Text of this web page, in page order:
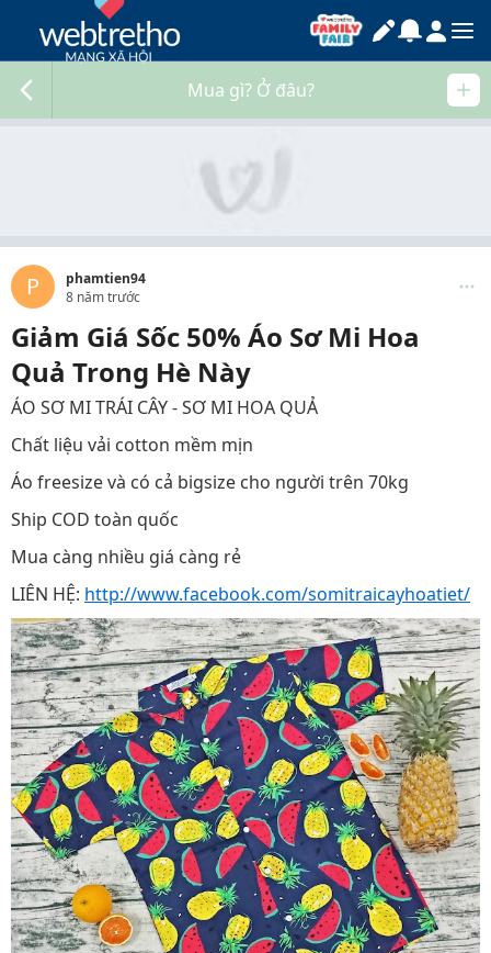
Mua gì? Ở đâu?
P
phamtien94
8 năm trước
Giảm Giá Sốc 50% Áo Sơ Mi Hoa
Quả Trong Hè Này
ÁO SƠ MI TRÁI CÂY - SƠ MI HOA QUẢ
Chất liệu vải cotton mềm mịn
Áo freesize và có cả bigsize cho người trên 70kg
Ship COD toàn quốc
Mua càng nhiều giá càng rẻ
LIÊN HỆ: http://www.facebook.com/somitraicayhoatiet/